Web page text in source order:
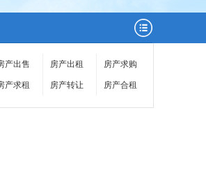
产出售 房产出租 房产求购
产求租 房产转让 房产合租